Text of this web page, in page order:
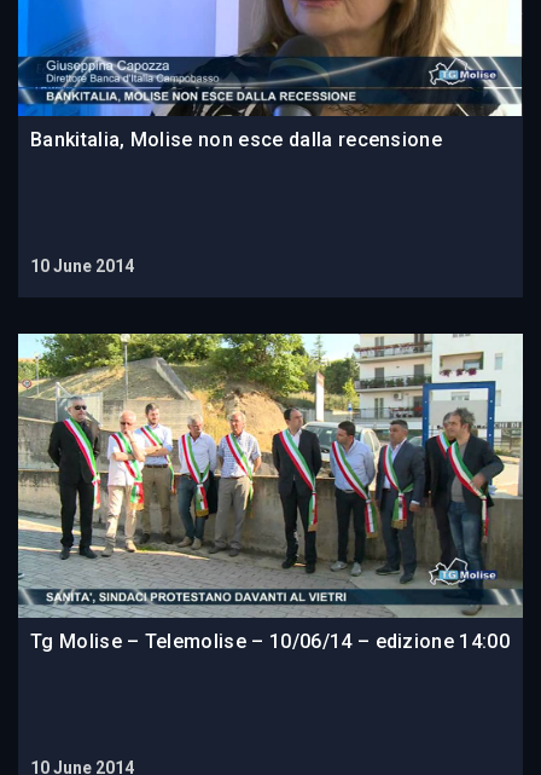
Bankitalia, Molise non esce dalla recensione
10 June 2014
Tg Molise – Telemolise – 10/06/14 – edizione 14:00
10 June 2014